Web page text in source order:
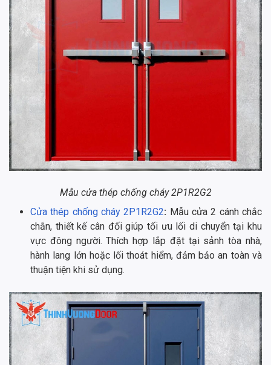
Mẫu cửa thép chống cháy 2P1R2G2
Cửa thép chống cháy 2P1R2G2: Mẫu cửa 2 cánh chắc
chắn, thiết kế cân đối giúp tối ưu lối di chuyển tại khu
vực đông người. Thích hợp lắp đặt tại sảnh tòa nhà,
hành lang lớn hoặc lối thoát hiểm, đảm bảo an toàn và
thuận tiện khi sử dụng.